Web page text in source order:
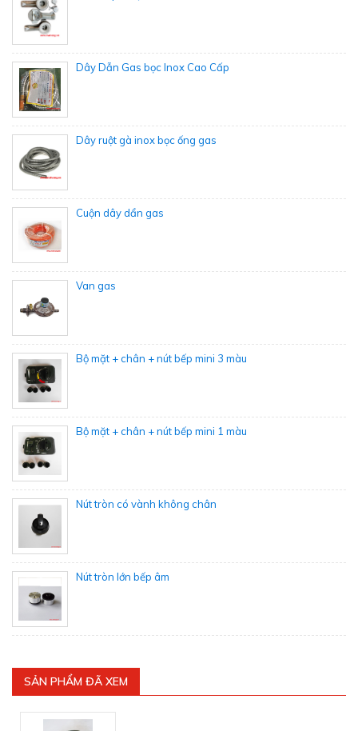
Dây Dẫn Gas bọc Inox Cao Cấp
Dây ruột gà inox bọc ống gas
Cuộn dây dẩn gas
Van gas
Bộ mặt + chân + nút bếp mini 3 màu
Bộ mặt + chân + nút bếp mini 1 màu
Nút tròn có vành không chân
Nút tròn lớn bếp âm
SẢN PHẨM ĐÃ XEM